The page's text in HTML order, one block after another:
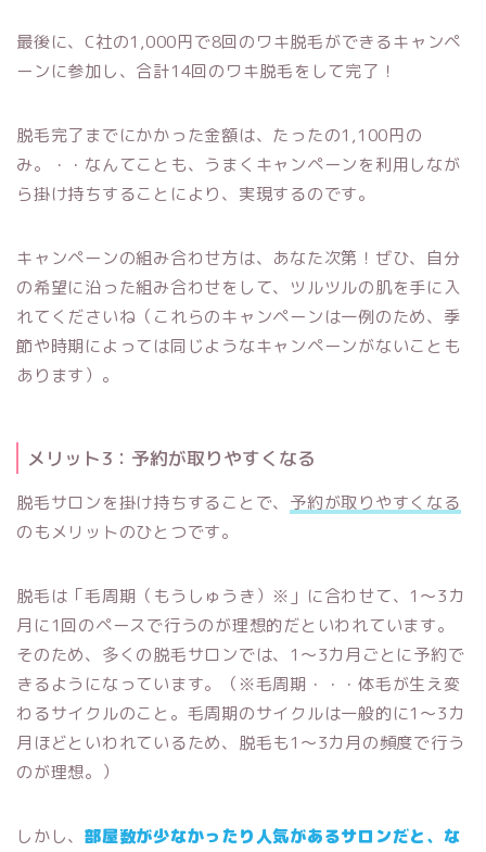
最後に、C社の1,000円で8回のワキ脱毛ができるキャンペ
ーンに参加し、合計14回のワキ脱毛をして完了！
脱毛完了までにかかった金額は、たったの1,100円の
み。・・なんてことも、うまくキャンペーンを利用しなが
ら掛け持ちすることにより、実現するのです。
キャンペーンの組み合わせ方は、あなた次第！ぜひ、自分
の希望に沿った組み合わせをして、ツルツルの肌を手に入
れてくださいね（これらのキャンペーンは一例のため、季
節や時期によっては同じようなキャンペーンがないことも
あります）。
メリット3：予約が取りやすくなる
脱毛サロンを掛け持ちすることで、 予約が取りやすくなる
のもメリットのひとつです。
脱毛は「毛周期（もうしゅうき）※」に合わせて、1〜3カ
月に1回のペースで行うのが理想的だといわれています。
そのため、多くの脱毛サロンでは、1〜3カ月ごとに予約で
きるようになっています。（※毛周期・・・体毛が生え変
わるサイクルのこと。毛周期のサイクルは一般的に1〜3カ
月ほどといわれているため、脱毛も1〜3カ月の頻度で行う
のが理想。）
しかし、部屋数が少なかったり人気があるサロンだと、な